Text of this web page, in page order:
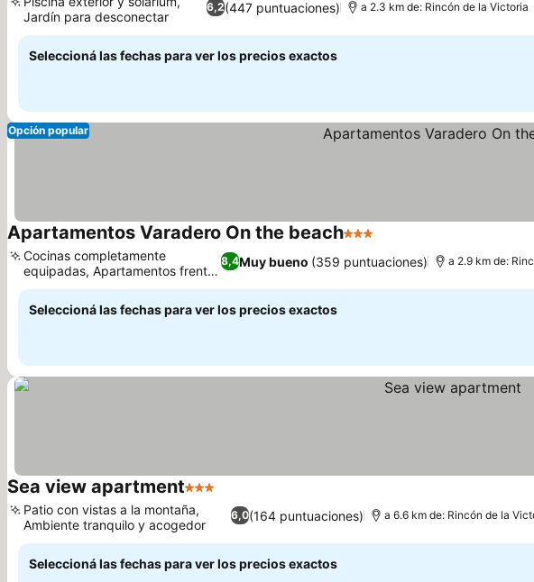
6,2(447 puntuaciones)
Jardín para desconectar
a 2.3 km de: Rincón de la Victoria
Seleccioná las fechas para ver los precios exactos
Opción popular
Apartamentos Varadero On the beach3 Estrellas
8,4Muy bueno (359 puntuaciones)
Cocinas completamente
equipadas, Apartamentos frente
a la playa
a 2.9 km de:
Seleccioná las fechas para ver los precios exactos
Sea view apartment3 Estrellas
6,0(164 puntuaciones)
Patio con vistas a la montaña,
Ambiente tranquilo y acogedor
a 6.6 km de: Rincón de la
Seleccioná las fechas para ver los precios exactos